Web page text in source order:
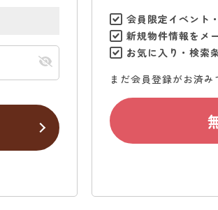
会員限定イベント
新規物件情報をメ
お気に入り・検索
まだ会員登録がお済み